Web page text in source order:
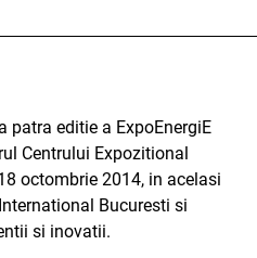
editie a ExpoEnergiE
Centrului Expozitional
octombrie 2014, in acelasi
Bucuresti si
si inovatii.